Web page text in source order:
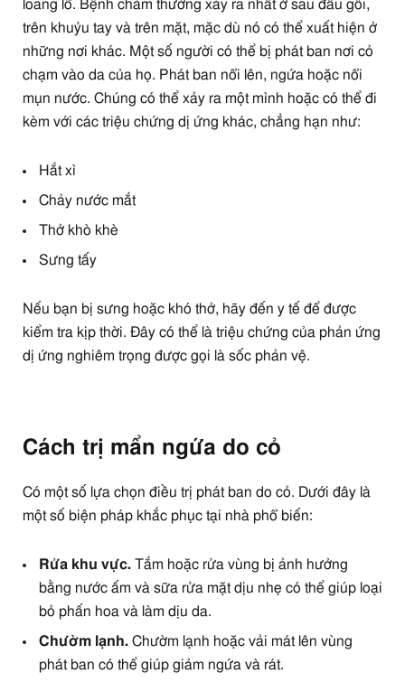
loang lổ. Bệnh chàm thường xảy ra nhất ở sau đầu gối,
trên khuỷu tay và trên mặt, mặc dù nó có thể xuất hiện ở
những nơi khác. Một số người có thể bị phát ban nơi cỏ
chạm vào da của họ. Phát ban nổi lên, ngứa hoặc nổi
mụn nước. Chúng có thể xảy ra một mình hoặc có thể đi
kèm với các triệu chứng dị ứng khác, chẳng hạn như:
Hắt xì
Chảy nước mắt
Thở khò khè
Sưng tấy
Nếu bạn bị sưng hoặc khó thở, hãy đến y tế để được
kiểm tra kịp thời. Đây có thể là triệu chứng của phản ứng
dị ứng nghiêm trọng được gọi là sốc phản vệ.
Cách trị mẩn ngứa do cỏ
Có một số lựa chọn điều trị phát ban do cỏ. Dưới đây là
một số biện pháp khắc phục tại nhà phổ biến:
Rửa khu vực. Tắm hoặc rửa vùng bị ảnh hưởng
bằng nước ấm và sữa rửa mặt dịu nhẹ có thể giúp loại
bỏ phấn hoa và làm dịu da.
Chườm lạnh. Chườm lạnh hoặc vải mát lên vùng
phát ban có thể giúp giảm ngứa và rát.